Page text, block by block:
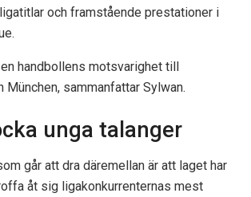
och framstående prestationer i
handbollens motsvarighet till
sammanfattar Sylwan.
unga talanger
går att dra däremellan är att laget har
åt sig ligakonkurrenternas mest